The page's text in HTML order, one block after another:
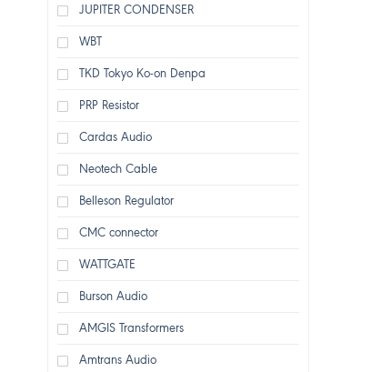
JUPITER CONDENSER
WBT
TKD Tokyo Ko-on Denpa
PRP Resistor
Cardas Audio
Neotech Cable
Belleson Regulator
CMC connector
WATTGATE
Burson Audio
AMGIS Transformers
Amtrans Audio